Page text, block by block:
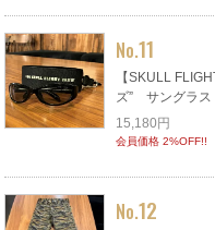
No.11
【SKULL
ズ” サングラ
15,180円
会員価格 2%OFF!!
No.12